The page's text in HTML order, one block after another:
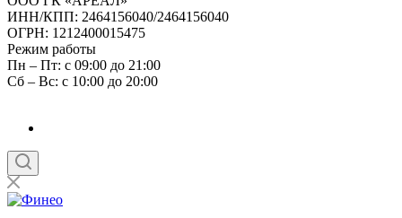
ИНН/КПП: 2464156040/2464156040
ОГРН: 1212400015475
Режим работы
Пн – Пт: с 09:00 до 21:00
Сб – Вс: с 10:00 до 20:00